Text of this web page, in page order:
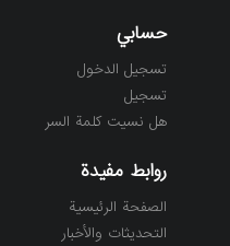
حسابي
تسجيل الدخول
تسجيل
هل نسيت كلمة السر
روابط مفيدة
الصفحة الرئيسية
التحديثات والأخبار